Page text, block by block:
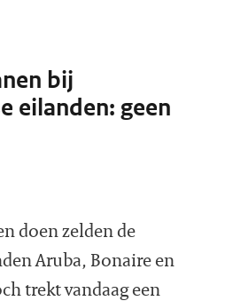
bij
eilanden: geen
doen zelden de
Aruba, Bonaire en
trekt vandaag een